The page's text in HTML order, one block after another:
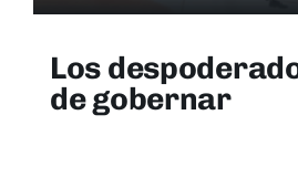
Los
de gobernar